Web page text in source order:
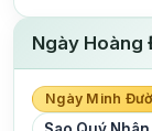
Ngày
Ngày Minh